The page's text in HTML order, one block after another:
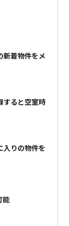
新着物件をメ
すると空室時
入りの物件を
能